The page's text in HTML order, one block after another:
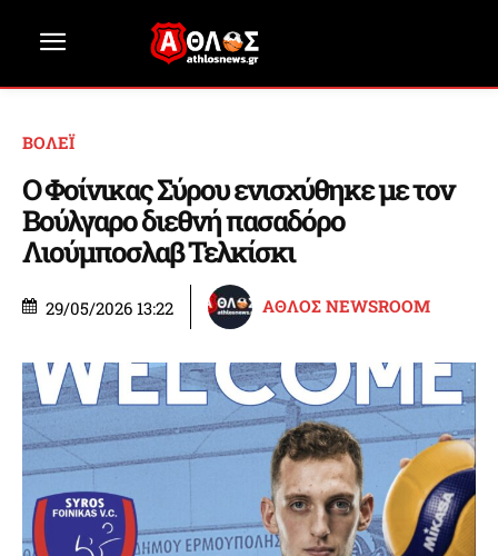
ΒΟΛΕΪ
Ο Φοίνικας Σύρου ενισχύθηκε με τον
Βούλγαρο διεθνή πασαδόρο
Λιούμποσλαβ Τελκίσκι
29/05/2026 13:22 ΑΘΛΟΣ NEWSROOM